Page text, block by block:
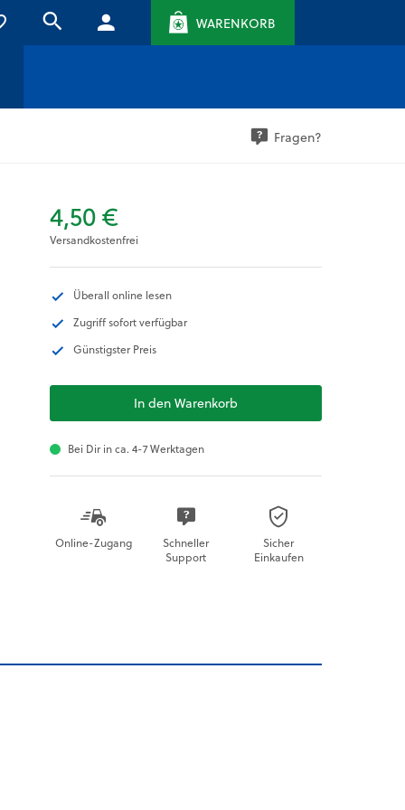
WARENKORB
Fragen?
4,50 €
Versandkostenfrei
Überall online lesen
Zugriff sofort verfügbar
Günstigster Preis
In den Warenkorb
Bei Dir in ca. 4-7 Werktagen
Online-Zugang
Schneller
Support
Sicher
Einkaufen